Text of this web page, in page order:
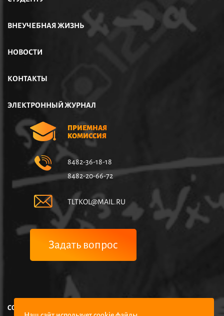
ВНЕУЧЕБНАЯ ЖИЗНЬ
НОВОСТИ
КОНТАКТЫ
ЭЛЕКТРОННЫЙ ЖУРНАЛ
ПРИЕМНАЯ
КОМИССИЯ
8482-36-18-18
8482-20-66-72
TLTKOL@MAIL.RU
Задать вопрос
COPYRIGHT © НЧУПО КОЛЛЕДЖ УПРАВЛЕНИЯ И ЭКОНОМИКИ,